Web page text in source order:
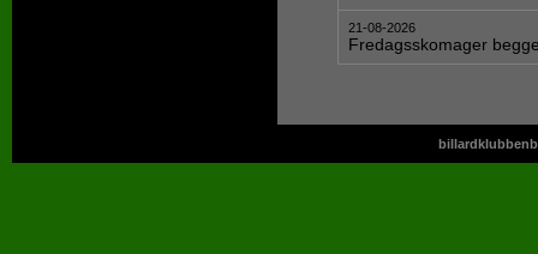
21-08-2026
Fredagsskomager